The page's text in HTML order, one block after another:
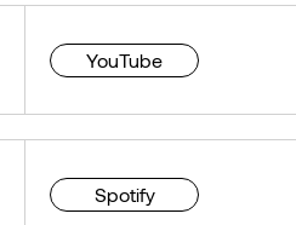
YouTube
Spotify